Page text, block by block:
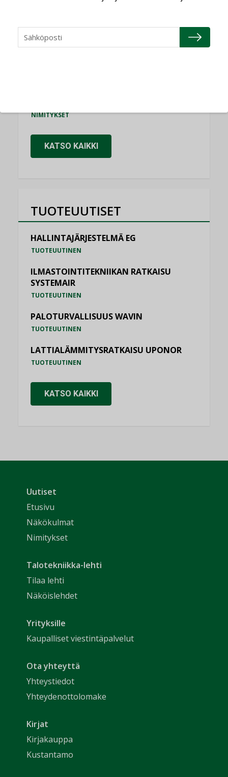
Refair
NIMITYKSET
NIMITYKSET
KATSO KAIKKI
TUOTEUUTISET
HALLINTAJÄRJESTELMÄ EG
TUOTEUUTINEN
ILMASTOINTITEKNIIKAN RATKAISU
SYSTEMAIR
TUOTEUUTINEN
PALOTURVALLISUUS WAVIN
TUOTEUUTINEN
LATTIALÄMMITYSRATKAISU UPONOR
TUOTEUUTINEN
KATSO KAIKKI
Uutiset
Etusivu
Näkökulmat
Nimitykset
Talotekniikka-lehti
Tilaa lehti
Näköislehdet
Yrityksille
Kaupalliset viestintäpalvelut
Ota yhteyttä
Yhteystiedot
Yhteydenottolomake
Kirjat
Kirjakauppa
Kustantamo